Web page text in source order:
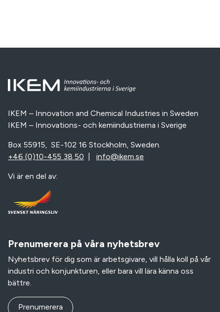
IKEM – Innovation and Chemical Industries in Sweden
IKEM – Innovations- och kemiindustrierna i Sverige
Box 55915, SE-102 16 Stockholm, Sweden.
+46 (0)10-455 38 50
info@ikem.se
Vi är en del av:
Prenumerera på våra nyhetsbrev
Nyhetsbrev för dig som är arbetsgivare, vill hålla koll på vår
industri och konjunkturen, eller bara vill lära känna oss
bättre.
Prenumerera